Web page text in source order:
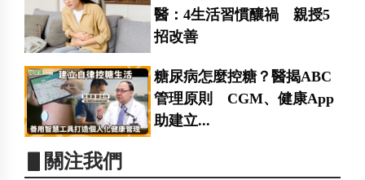
醫：4生活習慣釀禍 親授5
招改善
糖尿病怎麼控糖？醫揭ABC
管理原則 CGM、健康App
助建立...
▋關注我們